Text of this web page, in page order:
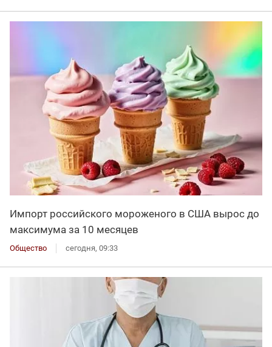
Импорт российского мороженого в США вырос до
максимума за 10 месяцев
Общество сегодня, 09:33